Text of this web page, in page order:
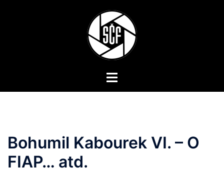
Toggle
Bohumil Kabourek VI. – O
FIAP… atd.